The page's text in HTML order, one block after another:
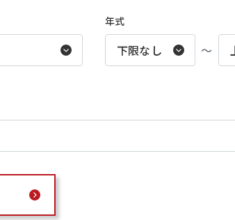
年式
〜